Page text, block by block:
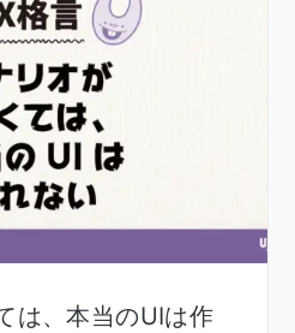
は、本当のUIは作